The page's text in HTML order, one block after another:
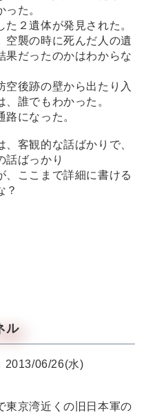
た。
２遺体が発見された。
空襲の時に死んだ人の遺
果だったのかはわからな
空後跡の壁から出たり入
誰でもわかった。
になった。
客観的な話ばかりで、
話ばっかり
、ここまで詳細に書ける
？
ル
2013/06/26(水)
東京湾近くの旧日本軍の